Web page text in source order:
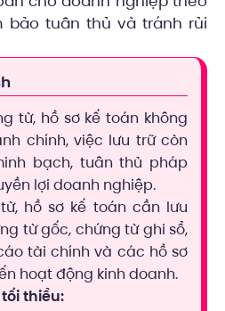
bảo tuân thủ và tránh rủi
từ, hồ sơ kế toán không
chính, việc lưu trữ còn
bạch, tuân thủ pháp
lợi doanh nghiệp.
hồ sơ kế toán cần lưu
từ gốc, chứng từ ghi sổ,
tài chính và các hồ sơ
hoạt động kinh doanh.
thiểu: